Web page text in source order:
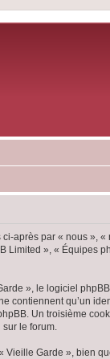
par « nous »,
», « Équipes
», le logiciel
contiennent qu’un
Un troisième
le forum.
Garde », bien